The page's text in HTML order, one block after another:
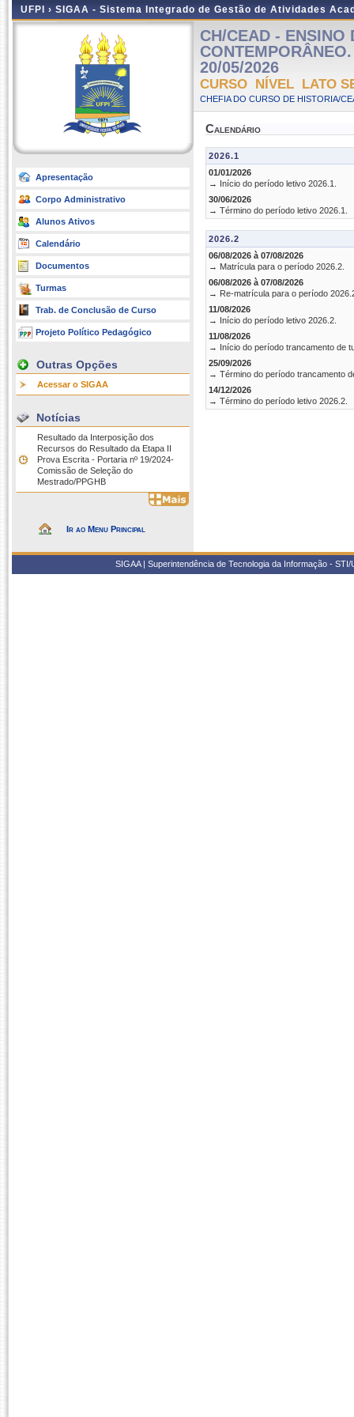
UFPI › SIGAA - Sistema Integrado de Gestão de Atividades
Apresentação
Corpo Administrativo
Alunos Ativos
Calendário
Documentos
Turmas
Trab. de Conclusão de Curso
Projeto Político Pedagógico
Outras Opções
Acessar o SIGAA
Notícias
Resultado da Interposição dos
Recursos do Resultado da Etapa II 
Prova Escrita - Portaria nº 19/2024-
Comissão de Seleção do
Mestrado/PPGHB
Ir ao Menu Principal
CH/CEAD - ENSINO
20/05/2026
CURSO NÍVEL LATO
CHEFIA DO CURSO DE HISTORIA/
Calendário
2026.1
01/01/2026
→ Início do período letivo 2026.1.
30/06/2026
→ Término do período letivo 2026.1.
2026.2
06/08/2026 à 07/08/2026
→ Matrícula para o período 2026.2.
06/08/2026 à 07/08/2026
→ Re-matrícula para o período
11/08/2026
→ Início do período letivo 2026.2.
11/08/2026
→ Início do período trancamento de
25/09/2026
→ Término do período trancamento
14/12/2026
→ Término do período letivo 2026.2.
SIGAA | Superintendência de Tecnologia da Informação -